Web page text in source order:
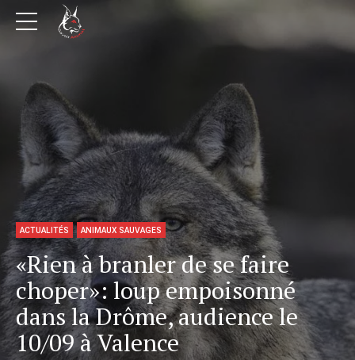
ACTUALITÉS ANIMAUX SAUVAGES
«Rien à branler de se faire
choper»: loup empoisonné
dans la Drôme, audience le
10/09 à Valence